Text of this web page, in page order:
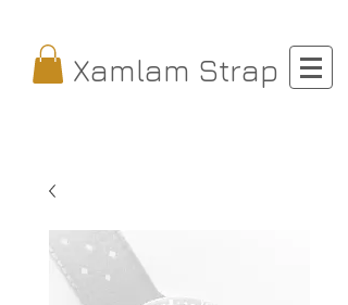
Xamlam Strap